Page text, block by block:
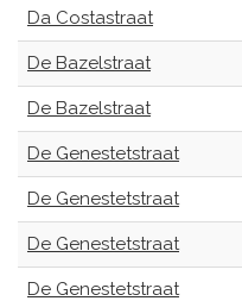
Da Costastraat
De Bazelstraat
De Bazelstraat
De Genestetstraat
De Genestetstraat
De Genestetstraat
De Genestetstraat